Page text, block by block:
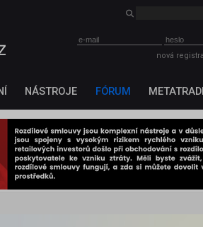
nová
NÁSTROJE FÓRUM